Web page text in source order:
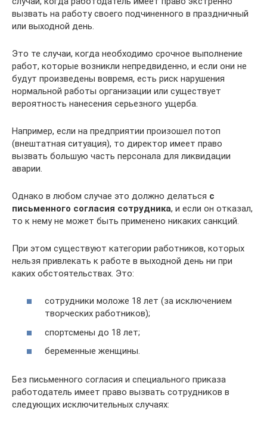
вызвать на работу своего подчиненного в праздничный
или выходной день.
Это те случаи, когда необходимо срочное выполнение
работ, которые возникли непредвиденно, и если они не
будут произведены вовремя, есть риск нарушения
нормальной работы организации или существует
вероятность нанесения серьезного ущерба.
Например, если на предприятии произошел потоп
(внештатная ситуация), то директор имеет право
вызвать большую часть персонала для ликвидации
аварии.
Однако в любом случае это должно делаться с
письменного согласия сотрудника, и если он отказал,
то к нему не может быть применено никаких санкций.
При этом существуют категории работников, которых
нельзя привлекать к работе в выходной день ни при
каких обстоятельствах. Это:
сотрудники моложе 18 лет (за исключением
творческих работников);
спортсмены до 18 лет;
беременные женщины.
Без письменного согласия и специального приказа
работодатель имеет право вызвать сотрудников в
следующих исключительных случаях: